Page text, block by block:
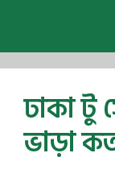
ঢাকা টু
ভাড়া